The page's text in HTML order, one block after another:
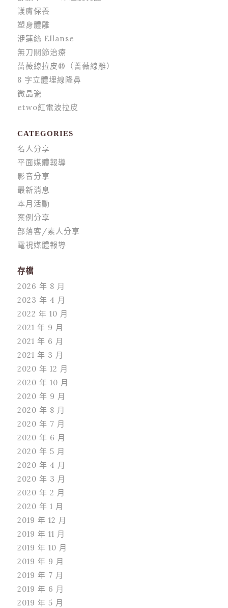
護膚保養
塑身體雕
洢蓮絲 Ellanse
無刀關節治療
薔薇線拉皮®（薔薇線雕）
8 字立體埋線隆鼻
微晶瓷
etwo紅電波拉皮
CATEGORIES
名人分享
平面媒體報導
影音分享
最新消息
本月活動
案例分享
部落客/素人分享
電視媒體報導
存檔
2026 年 8 月
2023 年 4 月
2022 年 10 月
2021 年 9 月
2021 年 6 月
2021 年 3 月
2020 年 12 月
2020 年 10 月
2020 年 9 月
2020 年 8 月
2020 年 7 月
2020 年 6 月
2020 年 5 月
2020 年 4 月
2020 年 3 月
2020 年 2 月
2020 年 1 月
2019 年 12 月
2019 年 11 月
2019 年 10 月
2019 年 9 月
2019 年 7 月
2019 年 6 月
2019 年 5 月